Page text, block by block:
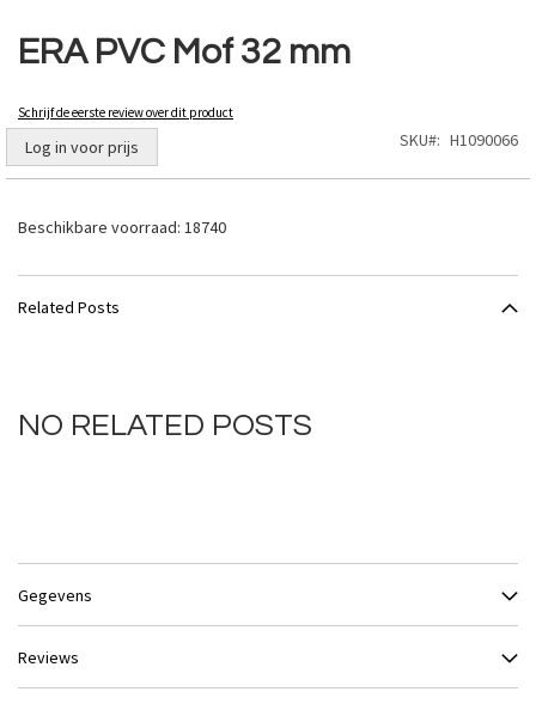
ERA PVC Mof 32 mm
Schrijf de eerste review over dit product
Log in voor prijs SKU H1090066
Beschikbare voorraad: 18740
naar
het
van
afbeeldingen-
gallerij
Related Posts
NO RELATED POSTS
Gegevens
Reviews